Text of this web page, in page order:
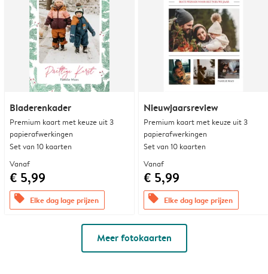
Bladerenkader
Premium kaart met keuze uit 3
papierafwerkingen
Set van 10 kaarten
Vanaf
€ 5,99
offers Elke dag lage prijzen
Nieuwjaarsreview
Premium kaart met keuze uit 3
papierafwerkingen
Set van 10 kaarten
Vanaf
€ 5,99
offers Elke dag lage prijzen
Meer fotokaarten